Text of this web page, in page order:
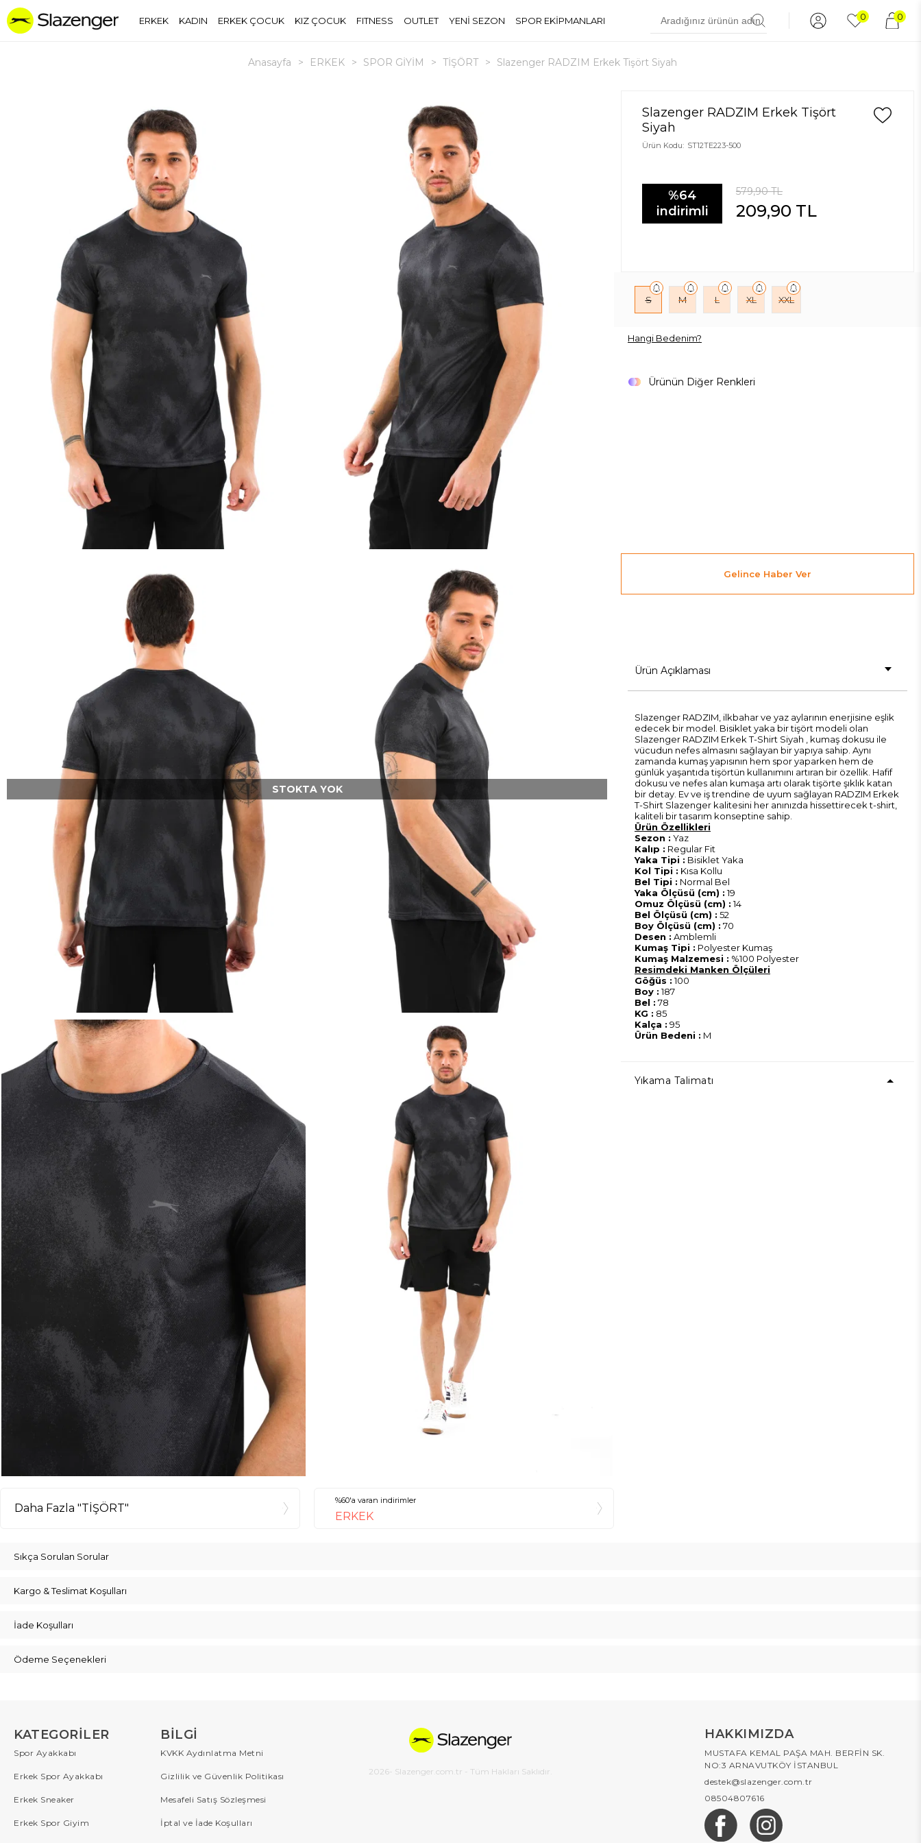
ERKEK KADIN ERKEK ÇOCUK KIZ ÇOCUK FITNESS OUTLET YENİ SEZON SPOR EKİPMANLARI 0 0
Anasayfa > ERKEK > SPOR GİYİM > TİŞÖRT > Slazenger RADZIM Erkek Tişört Siyah
STOKTA YOK
Daha Fazla "TİŞÖRT"
%60'a varan indirimler
ERKEK
Slazenger RADZIM Erkek Tişört
Siyah
Ürün Kodu: ST12TE223-500
%64
indirimli
579,90TL
209,90 TL
S M L XL XXL
Hangi Bedenim?
Ürünün Diğer Renkleri
Gelince Haber Ver
Ürün Açıklaması
Slazenger RADZIM, ilkbahar ve yaz aylarının enerjisine eşlik
edecek bir model. Bisiklet yaka bir tişört modeli olan
Slazenger RADZIM Erkek T-Shirt Siyah , kumaş dokusu ile
vücudun nefes almasını sağlayan bir yapıya sahip. Aynı
zamanda kumaş yapısının hem spor yaparken hem de
günlük yaşantıda tişörtün kullanımını artıran bir özellik. Hafif
dokusu ve nefes alan kumaşa artı olarak tişörte şıklık katan
bir detay. Ev ve iş trendine de uyum sağlayan RADZIM Erkek
T-Shirt Slazenger kalitesini her anınızda hissettirecek t-shirt,
kaliteli bir tasarım konseptine sahip.
Ürün Özellikleri
Sezon : Yaz
Kalıp : Regular Fit
Yaka Tipi : Bisiklet Yaka
Kol Tipi : Kısa Kollu
Bel Tipi : Normal Bel
Yaka Ölçüsü (cm) :19
Omuz Ölçüsü (cm) :14
Bel Ölçüsü (cm) : 52
Boy Ölçüsü (cm) : 70
Desen : Amblemli
Kumaş Tipi : Polyester Kumaş
Kumaş Malzemesi : %100 Polyester
Resimdeki Manken Ölçüleri
Göğüs :100
Boy :187
Bel : 78
KG : 85
Kalça : 95
Ürün Bedeni : M
Yıkama Talimatı
Sıkça Sorulan Sorular
Kargo & Teslimat Koşulları
İade Koşulları
Ödeme Seçenekleri
KATEGORILER
Spor Ayakkabı
Erkek Spor Ayakkabı
Erkek Sneaker
Erkek Spor Giyim
BILGI
KVKK Aydınlatma Metni
Gizlilik ve Güvenlik Politikası
Mesafeli Satış Sözleşmesi
İptal ve İade Koşulları
2026- Slazenger.com.tr - Tüm Hakları Saklıdır.
HAKKIMIZDA
MUSTAFA KEMAL PAŞA MAH. BERFİN SK.
NO:3 ARNAVUTKÖY İSTANBUL
destek@slazenger.com.tr
08504807616